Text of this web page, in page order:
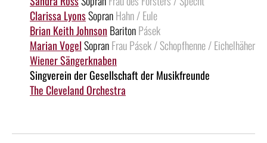
Clarissa LyonsSopranHahn / Eule
Brian Keith Johnson BaritonPásek
Marian VogelSopranFrau Pásek / Schopfhenne / Eichelhäher
Wiener Sängerknaben
Singverein der Gesellschaft der Musikfreunde
The Cleveland Orchestra